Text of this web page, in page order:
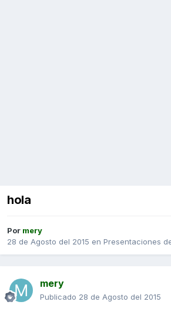
hola
Por mery
28 de Agosto del 2015 en Presentaciones
mery
Publicado 28 de Agosto del 2015